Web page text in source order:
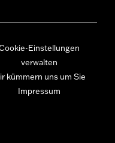
Einstellungen
verwalten
kümmern uns um Sie
Impressum